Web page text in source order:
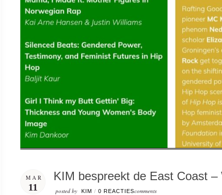
MAR
11
KIM bespreekt de East Coast
posted by KIM / 0 REACTIEScomments